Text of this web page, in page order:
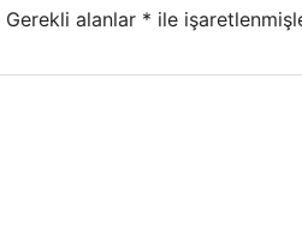
Gerekli alanlar * ile